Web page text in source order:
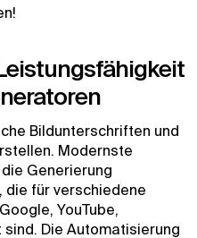
Bildunterschriften und
Modernste
Generierung
die für verschiedene
YouTube,
sind. Die Automatisierung